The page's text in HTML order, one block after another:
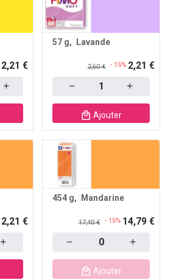
2,21 €
57 g Lavande
2,60 € - 15% 2,21 €
Ajouter
2,21 €
454 g Mandarine
17,40 € - 15% 14,79 €
Ajouter